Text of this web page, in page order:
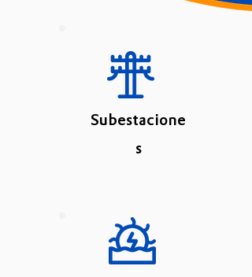
Subestacione
s